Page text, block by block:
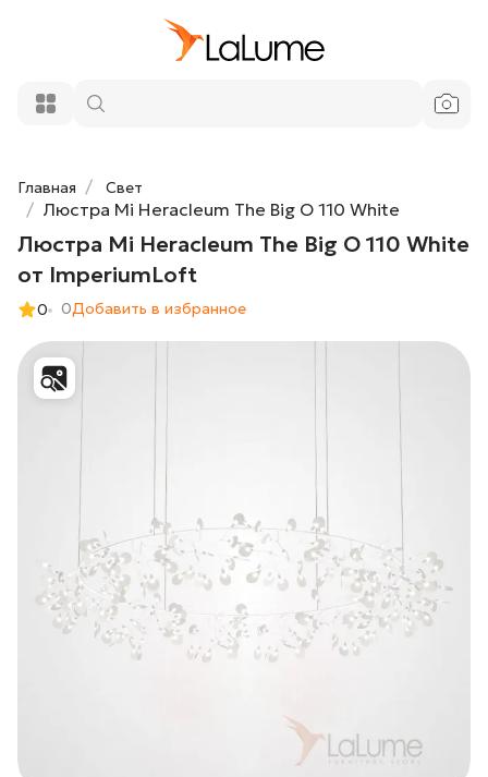
Главная Свет
Люстра Mi Heracleum The Big O 110 White
Люстра Mi Heracleum The Big O 110 White
от ImperiumLoft
0 0Добавить в избранное
White от ImperiumLoft